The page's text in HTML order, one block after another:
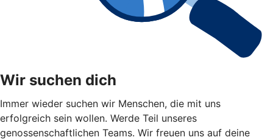
Wir suchen dich
Immer wieder suchen wir Menschen, die mit uns
erfolgreich sein wollen. Werde Teil unseres
genossenschaftlichen Teams. Wir freuen uns auf deine